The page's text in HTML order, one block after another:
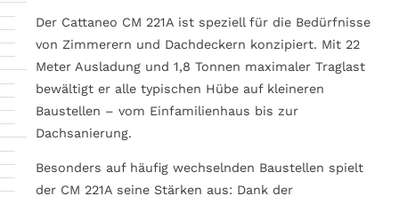
Der Cattaneo CM 221A ist speziell für die Bedürfnisse
von Zimmerern und Dachdeckern konzipiert. Mit 22
Meter Ausladung und 1,8 Tonnen maximaler Traglast
bewältigt er alle typischen Hübe auf kleineren
Baustellen – vom Einfamilienhaus bis zur
Dachsanierung.
Besonders auf häufig wechselnden Baustellen spielt
der CM 221A seine Stärken aus: Dank der